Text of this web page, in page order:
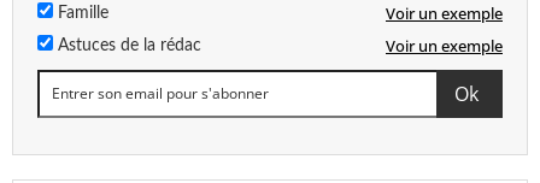
Famille Voir un exemple
Astuces de la rédac Voir un exemple